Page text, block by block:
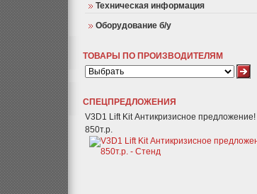
Техническая информация
Оборудование б/у
ТОВАРЫ ПО ПРОИЗВОДИТЕЛЯМ
СПЕЦПРЕДЛОЖЕНИЯ
V3D1 Lift Kit Антикризисное предложение!
850т.р.